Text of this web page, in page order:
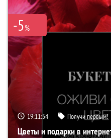
-5%
19:11:53 Получи первым!
Цветы и подарки в